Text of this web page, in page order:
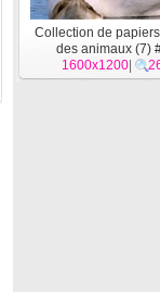
Collection de
des animaux (7)
1600x1200